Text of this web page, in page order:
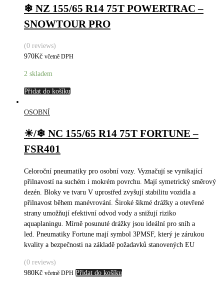
❄ NZ 155/65 R14 75T POWERTRAC –
SNOWTOUR PRO
(0 reviews)
970Kč včetně DPH
2 skladem
Přidat do košíku
OSOBNÍ
☀/❄ NC 155/65 R14 75T FORTUNE –
FSR401
Celoroční pneumatiky pro osobní vozy. Vyznačují se vynikající
přilnavostí na suchém i mokrém povrchu. Mají symetrický směrový
dezén. Bloky ve tvaru V uprostřed zvyšují stabilitu vozidla a
přilnavost během manévrování. Široké šikmé drážky a otevřené
strany umožňují efektivní odvod vody a snižují riziko
aquaplaningu. Mírně posunuté drážky jsou ideální pro sníh a
led. Pneumatiky Fortune mají symbol 3PMSF, který je zárukou
kvality a bezpečnosti na základě požadavků stanovených EU
(0 reviews)
980Kč včetně DPH Přidat do košíku